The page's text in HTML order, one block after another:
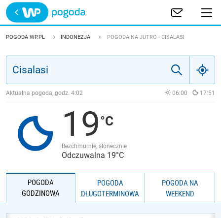
Trwa ładowanie
POLSKA
JAKOŚĆ POWIETRZA
POGODA WP.PL INDONEZJA POGODA NA JUTRO - CISALASI
Aktualna pogoda, godz. 4:02 06:00 17:51
19
Bezchmurnie, słonecznie
Odczuwalna 19°C
POGODA
GODZINOWA
POGODA
DŁUGOTERMINOWA
POGODA NA
WEEKEND